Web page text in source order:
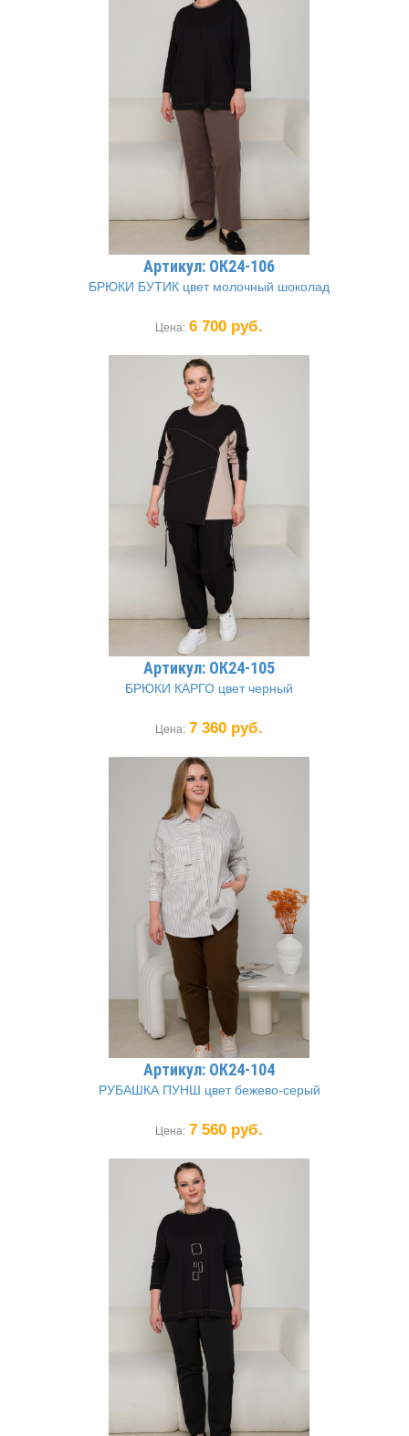
Артикул: ОК24-106
БРЮКИ БУТИК цвет молочный шоколад
Цена: 6 700 руб.
Артикул: ОК24-105
БРЮКИ КАРГО цвет черный
Цена: 7 360 руб.
Артикул: ОК24-104
РУБАШКА ПУНШ цвет бежево-серый
Цена: 7 560 руб.